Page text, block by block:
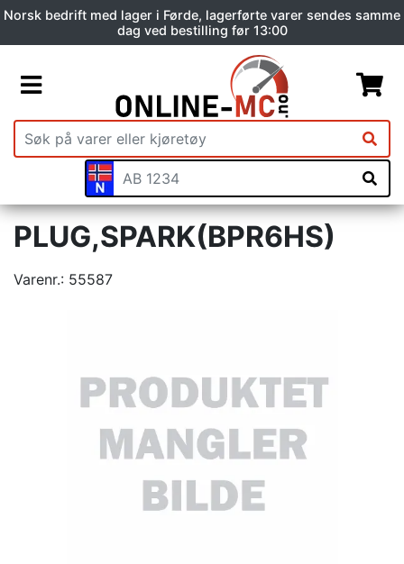
Norsk bedrift med lager i Førde, lagerførte varer sendes samme
dag ved bestilling før 13:00
PLUG,SPARK(BPR6HS)
Varenr.: 55587